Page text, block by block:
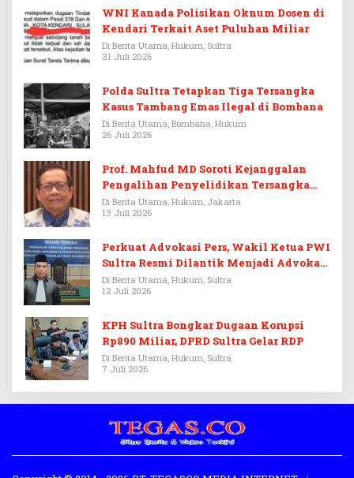
WNI Kanada Polisikan Oknum Dosen di
Kendari Terkait Aset Puluhan Miliar
Di Berita Utama, Hukum, Sultra
31 Juli 2026
Polda Sultra Tetapkan Tiga Tersangka
Kasus Tambang Emas Ilegal di Bombana
Di Berita Utama, Bombana, Hukum
26 Juli 2026
Prof. Mahfud MD Soroti Kejanggalan
Pengalihan Penyelidikan Tersangka
Febrie Adriansyah
Di Berita Utama, Hukum, Jakarta
13 Juli 2026
Perkuat Advokasi Pers, Wakil Ketua PWI
Sultra Resmi Dilantik Menjadi Advokat
PERADI
Di Berita Utama, Hukum, Sultra
12 Juli 2026
KPH Sultra Bongkar Dugaan Korupsi
Rp890 Miliar, DPRD Sultra Gelar RDP
Di Berita Utama, Hukum, Sultra
7 Juli 2026